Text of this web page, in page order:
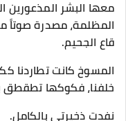
معها البشر المذعورين
المظلمة، مصدرة صوتاً
قاع الجحيم.
​المسوخ كانت تطاردنا
خلفنا، فكوكها
​نفدت ذخيرتي بالكامل.